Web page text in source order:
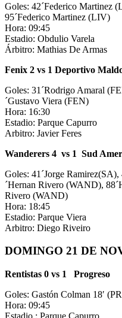
Goles: 42´Federico Martinez
95´Federico Martinez (LIV)
Hora: 09:45
Estadio: Obdulio Varela
Árbitro: Mathias De Armas
Fenix 2 vs 1 Deportivo
Goles: 31´Rodrigo Amaral
´Gustavo Viera (FEN)
Hora: 16:30
Estadio: Parque Capurro
Arbitro: Javier Feres
Wanderers 4 vs 1 Sud
Goles: 41´Jorge
´Hernan Rivero (WAND),
Rivero (WAND)
Hora: 18:45
Estadio: Parque Viera
Arbitro: Diego Riveiro
DOMINGO 21 DE
Rentistas 0 vs 1 Progreso
Goles: Gastón Colman 18′
Hora: 09:45